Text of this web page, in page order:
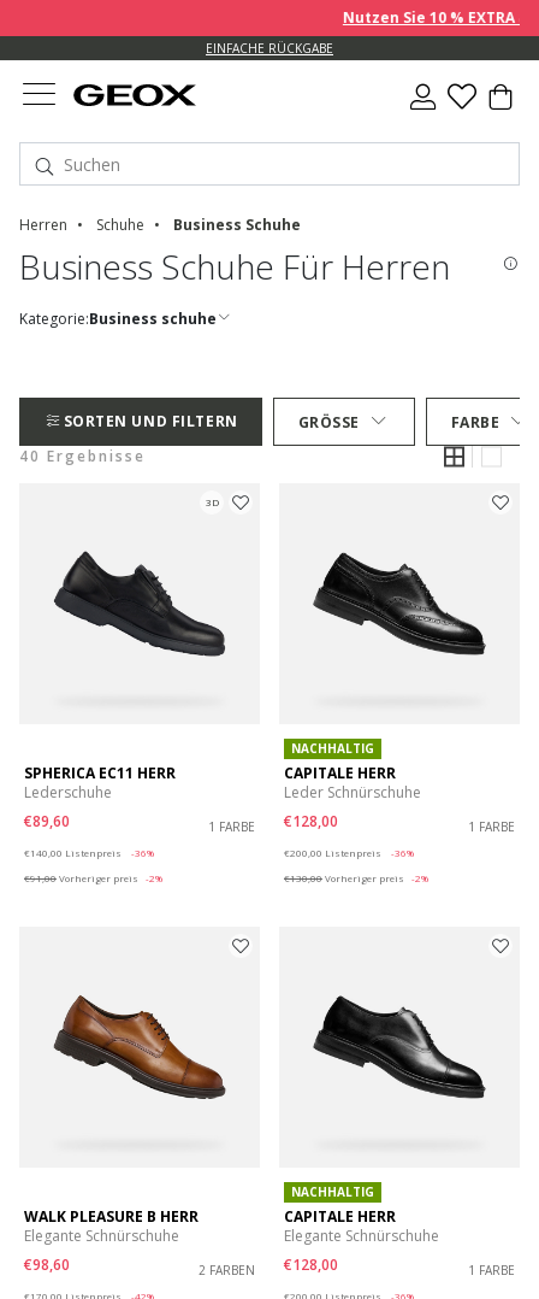
Nutzen Sie 10 % EXTRA
EINFACHE RÜCKGABE
Herren Schuhe Business Schuhe
Business Schuhe Für Herren
Kategorie:Business schuhe
SORTEN UND FILTERN GRÖSSE
FARBE
40 Ergebnisse
3D
SPHERICA EC11 HERR
Lederschuhe
€89,60
1 FARBE
€140,00 Listenpreis
-36%
€91,00Vorheriger preis -2%
NACHHALTIG
CAPITALE HERR
Leder Schnürschuhe
€128,00
1 FARBE
€200,00 Listenpreis
-36%
€130,00Vorheriger preis -2%
WALK PLEASURE B HERR
Elegante Schnürschuhe
€98,60
2 FARBEN
€170,00 Listenpreis
-42%
NACHHALTIG
CAPITALE HERR
Elegante Schnürschuhe
€128,00
1 FARBE
€200,00 Listenpreis
-36%